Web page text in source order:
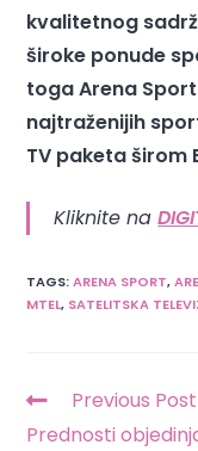
kvalitetnog
široke ponude
toga Arena
najtraženijih
TV paketa širom
Kliknite na
TAGS:ARENA SPORT,
MTEL, SATELITSKA
Previous Post
Prednosti